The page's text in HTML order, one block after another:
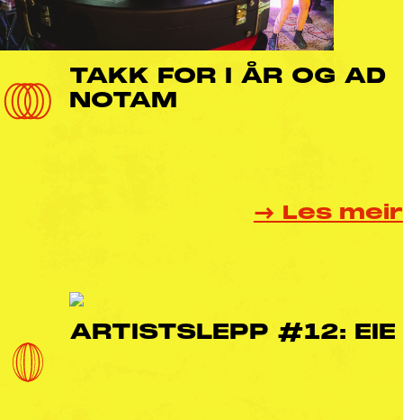
TAKK FOR I ÅR OG AD
NOTAM
→ Les meir
ARTISTSLEPP #12: EIE